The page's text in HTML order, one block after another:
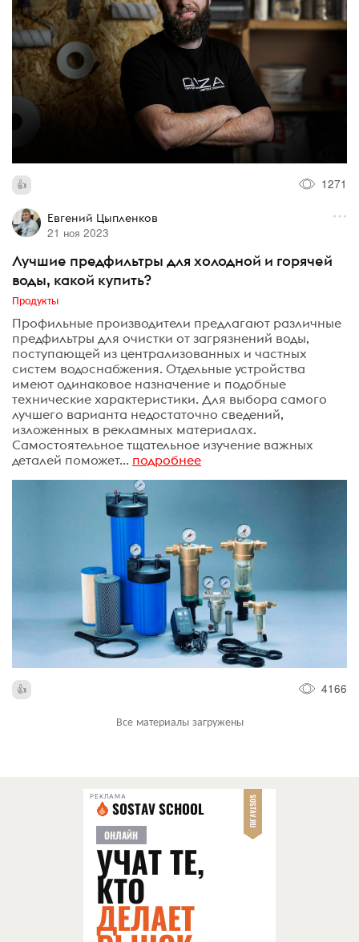
1271
Евгений Цыпленков
21 ноя 2023
Лучшие предфильтры для холодной и горячей
воды, какой купить?
Продукты
Профильные производители предлагают различные
предфильтры для очистки от загрязнений воды,
поступающей из централизованных и частных
систем водоснабжения. Отдельные устройства
имеют одинаковое назначение и подобные
технические характеристики. Для выбора самого
лучшего варианта недостаточно сведений,
изложенных в рекламных материалах.
Самостоятельное тщательное изучение важных
деталей поможет... подробнее
4166
Все материалы загружены
РЕКЛАМА